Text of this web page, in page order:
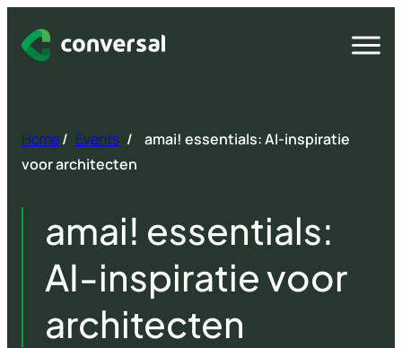
naar
Open
Home/ Events /
amai! essentials: AI-inspiratie
voor architecten
amai! essentials:
AI-inspiratie voor
architecten